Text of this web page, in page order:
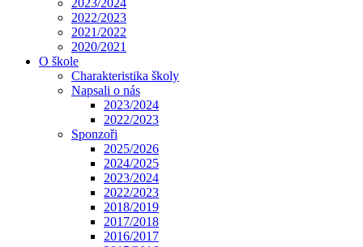
2023/2024
2022/2023
2021/2022
2020/2021
O škole
Charakteristika školy
Napsali o nás
2023/2024
2022/2023
Sponzoři
2025/2026
2024/2025
2023/2024
2022/2023
2018/2019
2017/2018
2016/2017